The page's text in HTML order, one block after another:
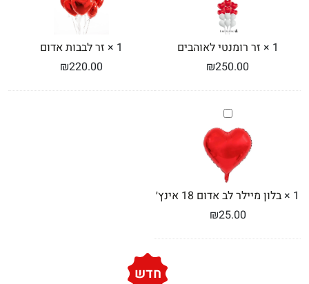
1
× זר רומנטי לאוהבים
₪250.00
1
× זר לבבות אדום
₪220.00
בלון
מיילר
לב
אדום
18
אינץ׳
1
× בלון מיילר לב אדום 18 אינץ׳
₪25.00
חדש